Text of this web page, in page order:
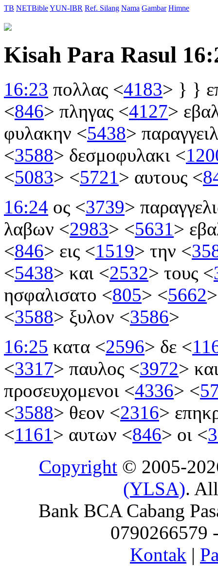
TB NETBibleYUN-IBR Ref. Silang Nama Gambar Himne
Kisah Para Rasul
16:23 πολλας <4183> } }
<846> πληγας <4127>
φυλακην <5438>
<3588> δεσμοφυλακι <
<5083> <5721> αυτους <
16:24 ος <3739>
λαβων <2983> <5631>
<846> εις <1519> την <
<5438> και <2532> τους <
ησφαλισατο <805> <5662>
<3588> ξυλον <3586>
16:25 κατα <2596> δε <
<3317> παυλος <3972>
προσευχομενοι <4336> <
<3588> θεον <2316>
<1161> αυτων <846> οι <
Copyright © 2005-
(YLSA).
Bank BCA Cabang
0790266579
Kontak |